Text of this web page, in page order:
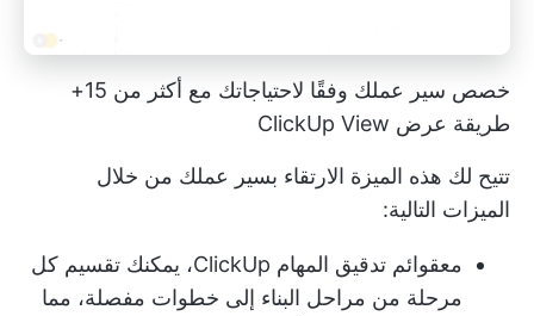
خصص سير عملك وفقًا لاحتياجاتك مع أكثر من 15+
طريقة عرض ClickUp View
تتيح لك هذه الميزة الارتقاء بسير عملك من خلال
الميزات التالية:
معقوائم تدقيق المهام ClickUp
، يمكنك تقسيم كل
مرحلة من مراحل البناء إلى خطوات مفصلة، مما